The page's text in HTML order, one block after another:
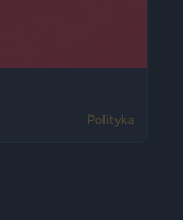
Polityka